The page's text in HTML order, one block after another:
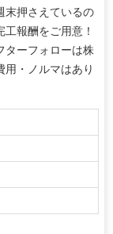
末押さえているの
報酬をご用意！
ターフォローは株
・ノルマはあり